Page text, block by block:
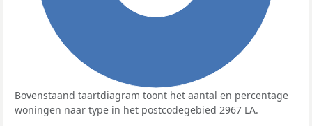
Bovenstaand taartdiagram toont het aantal en percentage
woningen naar type in het postcodegebied 2967 LA.